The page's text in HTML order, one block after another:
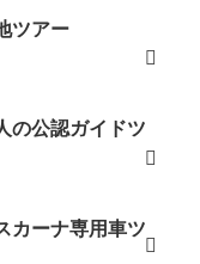
ツアー
の公認ガイドツ
カーナ専用車ツ